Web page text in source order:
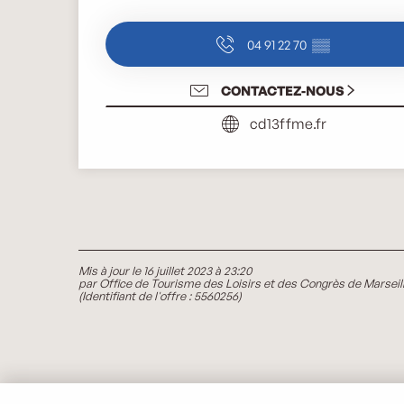
04 91 22 70 ▒▒
CONTACTEZ-NOUS
cd13ffme.fr
Mis à jour le 16 juillet 2023 à 23:20
par Office de Tourisme des Loisirs et des Congrès de
(Identifiant de l'offre :5560256)